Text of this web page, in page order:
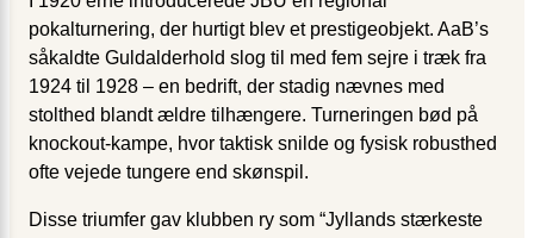
pokalturnering, der hurtigt blev et prestigeobjekt. AaB’s
såkaldte Guldalderhold slog til med fem sejre i træk fra
1924 til 1928 – en bedrift, der stadig nævnes med
stolthed blandt ældre tilhængere. Turneringen bød på
knockout-kampe, hvor taktisk snilde og fysisk robusthed
ofte vejede tungere end skønspil.
Disse triumfer gav klubben ry som “Jyllands stærkeste